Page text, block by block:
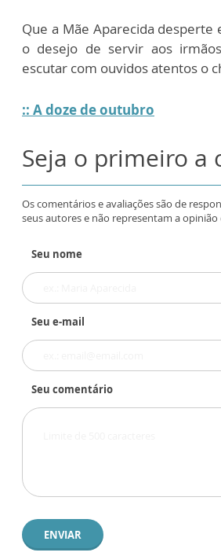
Que a Mãe Aparecida desperte
o desejo de servir aos
escutar com ouvidos atentos o
:: A doze de outubro
Seja o primeiro a
Os comentários e avaliações são de
seus autores e não representam a opinião
Seu nome
Seu e-mail
Seu comentário
ENVIAR